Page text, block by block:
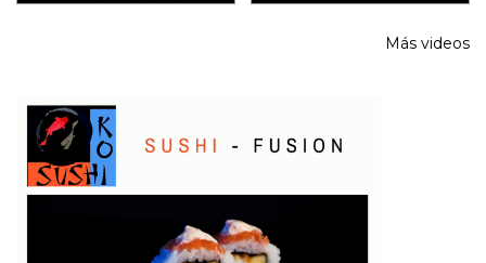
Más videos